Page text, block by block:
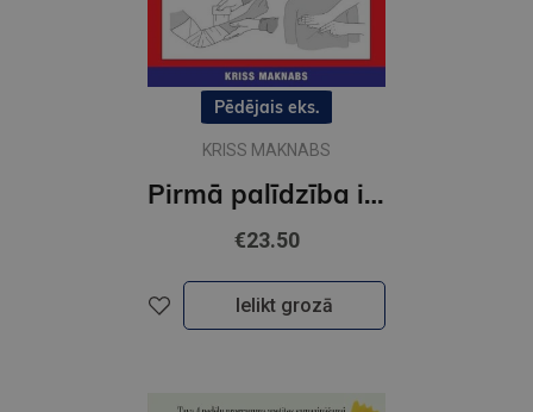
Pēdējais eks.
KRISS MAKNABS
Pirmā palīdzība izdzīvošanas rokasgrāmata
€23.50
Ielikt grozā